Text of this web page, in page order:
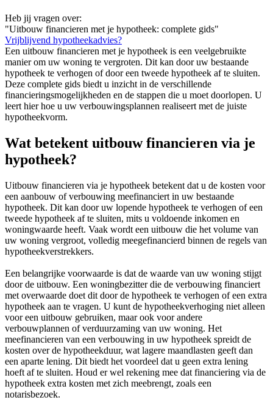
Heb jij vragen over:
"Uitbouw financieren met je hypotheek: complete gids"
Vrijblijvend hypotheekadvies?
Een uitbouw financieren met je hypotheek is een veelgebruikte
manier om uw woning te vergroten. Dit kan door uw bestaande
hypotheek te verhogen of door een tweede hypotheek af te sluiten.
Deze complete gids biedt u inzicht in de verschillende
financieringsmogelijkheden en de stappen die u moet doorlopen. U
leert hier hoe u uw verbouwingsplannen realiseert met de juiste
hypotheekvorm.
Wat betekent uitbouw financieren via je
hypotheek?
Uitbouw financieren via je hypotheek betekent dat u de kosten voor
een aanbouw of verbouwing meefinanciert in uw bestaande
hypotheek. Dit kan door uw lopende hypotheek te verhogen of een
tweede hypotheek af te sluiten, mits u voldoende inkomen en
woningwaarde heeft. Vaak wordt een uitbouw die het volume van
uw woning vergroot, volledig meegefinancierd binnen de regels van
hypotheekverstrekkers.
Een belangrijke voorwaarde is dat de waarde van uw woning stijgt
door de uitbouw. Een woningbezitter die de verbouwing financiert
met overwaarde doet dit door de hypotheek te verhogen of een extra
hypotheek aan te vragen. U kunt de hypotheekverhoging niet alleen
voor een uitbouw gebruiken, maar ook voor andere
verbouwplannen of verduurzaming van uw woning. Het
meefinancieren van een verbouwing in uw hypotheek spreidt de
kosten over de hypotheekduur, wat lagere maandlasten geeft dan
een aparte lening. Dit biedt het voordeel dat u geen extra lening
hoeft af te sluiten. Houd er wel rekening mee dat financiering via de
hypotheek extra kosten met zich meebrengt, zoals een
notarisbezoek.